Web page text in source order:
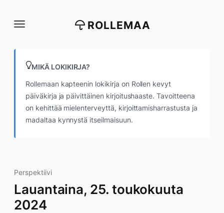
suoraan
ROLLEMAA
MIKÄ LOKIKIRJA?
Rollemaan kapteenin lokikirja on Rollen kevyt
päiväkirja ja päivittäinen kirjoitushaaste. Tavoitteena
on kehittää mielenterveyttä, kirjoittamisharrastusta ja
madaltaa kynnystä itseilmaisuun.
Perspektiivi
Lauantaina, 25. toukokuuta
2024